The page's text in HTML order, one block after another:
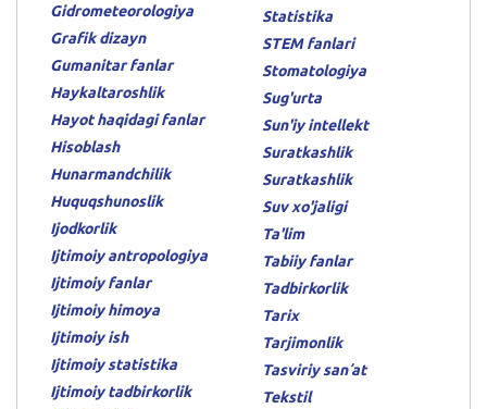
Gidrometeorologiya
Grafik dizayn
Gumanitar fanlar
Haykaltaroshlik
Hayot haqidagi fanlar
Hisoblash
Hunarmandchilik
Huquqshunoslik
Ijodkorlik
Ijtimoiy antropologiya
Ijtimoiy fanlar
Ijtimoiy himoya
Ijtimoiy ish
Ijtimoiy statistika
Ijtimoiy tadbirkorlik
Statistika
STEM fanlari
Stomatologiya
Sug'urta
Sun'iy intellekt
Suratkashlik
Suratkashlik
Suv xo'jaligi
Ta'lim
Tabiiy fanlar
Tadbirkorlik
Tarix
Tarjimonlik
Tasviriy sanʼat
Tekstil